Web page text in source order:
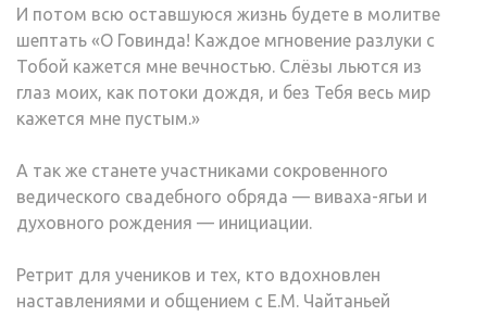
И потом всю оставшуюся жизнь будете в молитве
шептать «О Говинда! Каждое мгновение разлуки с
Тобой кажется мне вечностью. Слёзы льются из
глаз моих, как потоки дождя, и без Тебя весь мир
кажется мне пустым.»
А так же станете участниками сокровенного
ведического свадебного обряда — виваха-ягьи и
духовного рождения — инициации.
Ретрит для учеников и тех, кто вдохновлен
наставлениями и общением с Е.М. Чайтаньей